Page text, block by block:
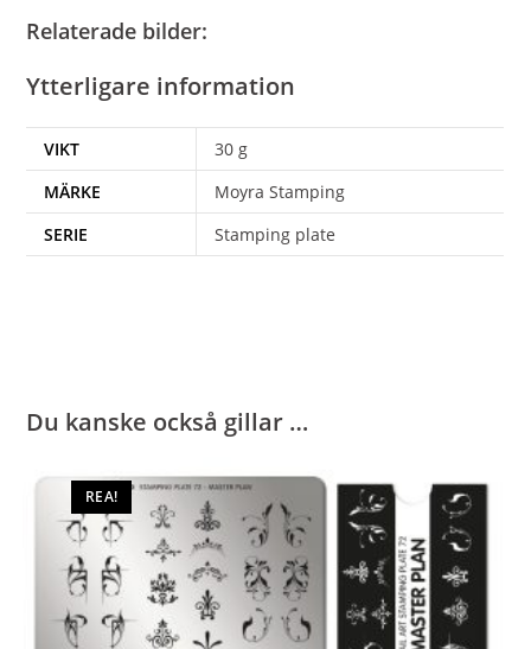
Relaterade bilder:
Ytterligare information
VIKT
30 g
MÄRKE
Moyra Stamping
SERIE
Stamping plate
Du kanske också gillar …
REA!